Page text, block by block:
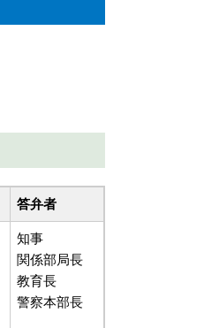
答弁者
知事
関係部局長
教育長
警察本部長